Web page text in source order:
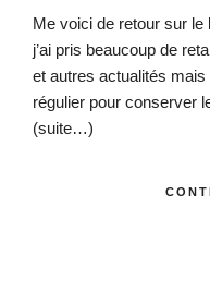
Me voici de retour sur le
j’ai pris beaucoup de
et autres actualités mais
régulier pour conserver
(suite…)